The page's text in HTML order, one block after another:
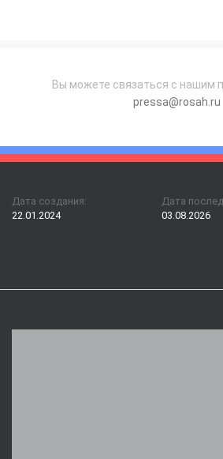
Вы можете связаться с нашим
pressa@rosah.ru
Дата создания:
22.01.2024
Дата
03.08.2026